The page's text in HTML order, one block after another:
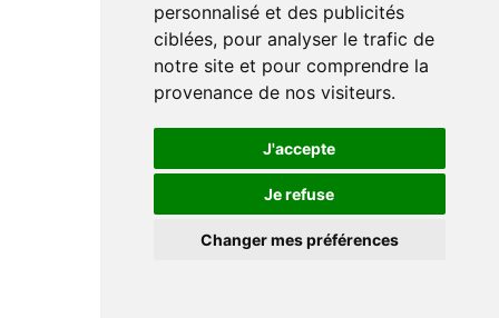
personnalisé et des publicités
ciblées, pour analyser le trafic de
notre site et pour comprendre la
provenance de nos visiteurs.
J'accepte
Je refuse
Changer mes préférences